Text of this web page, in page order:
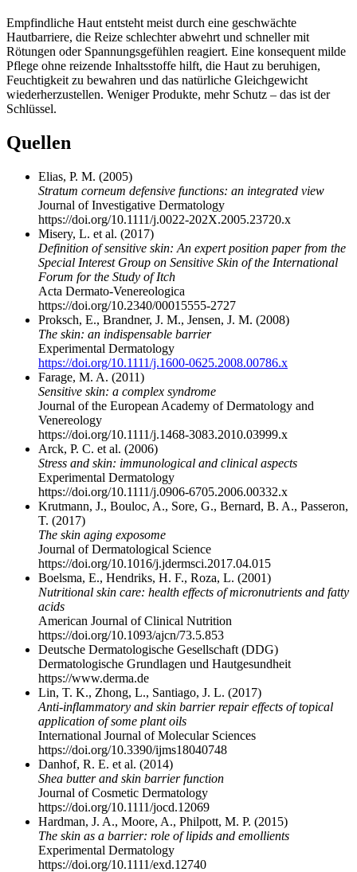
Empfindliche Haut entsteht meist durch eine geschwächte
Hautbarriere, die Reize schlechter abwehrt und schneller mit
Rötungen oder Spannungsgefühlen reagiert. Eine konsequent milde
Pflege ohne reizende Inhaltsstoffe hilft, die Haut zu beruhigen,
Feuchtigkeit zu bewahren und das natürliche Gleichgewicht
wiederherzustellen. Weniger Produkte, mehr Schutz – das ist der
Schlüssel.
Quellen
Elias, P. M. (2005)
Stratum corneum defensive functions: an integrated view
Journal of Investigative Dermatology
https://doi.org/10.1111/j.0022-202X.2005.23720.x
Misery, L. et al. (2017)
Definition of sensitive skin: An expert position paper from the
Special Interest Group on Sensitive Skin of the International
Forum for the Study of Itch
Acta Dermato-Venereologica
https://doi.org/10.2340/00015555-2727
Proksch, E., Brandner, J. M., Jensen, J. M. (2008)
The skin: an indispensable barrier
Experimental Dermatology
https://doi.org/10.1111/j.1600-0625.2008.00786.x
Farage, M. A. (2011)
Sensitive skin: a complex syndrome
Journal of the European Academy of Dermatology and
Venereology
https://doi.org/10.1111/j.1468-3083.2010.03999.x
Arck, P. C. et al. (2006)
Stress and skin: immunological and clinical aspects
Experimental Dermatology
https://doi.org/10.1111/j.0906-6705.2006.00332.x
Krutmann, J., Bouloc, A., Sore, G., Bernard, B. A., Passeron,
T. (2017)
The skin aging exposome
Journal of Dermatological Science
https://doi.org/10.1016/j.jdermsci.2017.04.015
Boelsma, E., Hendriks, H. F., Roza, L. (2001)
Nutritional skin care: health effects of micronutrients and fatty
acids
American Journal of Clinical Nutrition
https://doi.org/10.1093/ajcn/73.5.853
Deutsche Dermatologische Gesellschaft (DDG)
Dermatologische Grundlagen und Hautgesundheit
https://www.derma.de
Lin, T. K., Zhong, L., Santiago, J. L. (2017)
Anti-inflammatory and skin barrier repair effects of topical
application of some plant oils
International Journal of Molecular Sciences
https://doi.org/10.3390/ijms18040748
Danhof, R. E. et al. (2014)
Shea butter and skin barrier function
Journal of Cosmetic Dermatology
https://doi.org/10.1111/jocd.12069
Hardman, J. A., Moore, A., Philpott, M. P. (2015)
The skin as a barrier: role of lipids and emollients
Experimental Dermatology
https://doi.org/10.1111/exd.12740